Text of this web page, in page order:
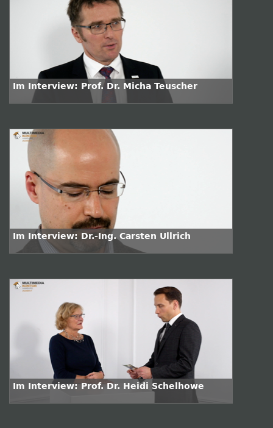
Im Interview: Prof. Dr. Micha Teuscher
Im Interview: Dr.-Ing. Carsten Ullrich
Im Interview: Prof. Dr. Heidi Schelhowe